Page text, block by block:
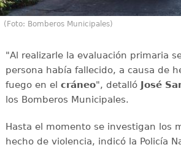
(Foto: Bomberos Municipales)
"Al realizarle la evaluación primaria
persona había fallecido, a causa de
fuego en el cráneo", detalló José
los Bomberos Municipales.
Hasta el momento se investigan los
hecho de violencia, indicó la Policía